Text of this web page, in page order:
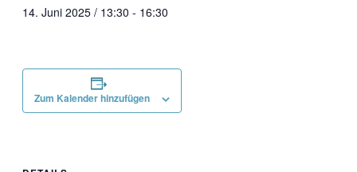
14. Juni 2025 / 13:30 - 16:30
Zum Kalender hinzufügen